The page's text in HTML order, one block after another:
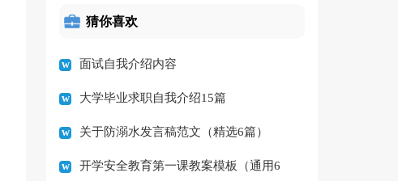
猜你喜欢
面试自我介绍内容
大学毕业求职自我介绍15篇
关于防溺水发言稿范文（精选6篇）
开学安全教育第一课教案模板（通用6